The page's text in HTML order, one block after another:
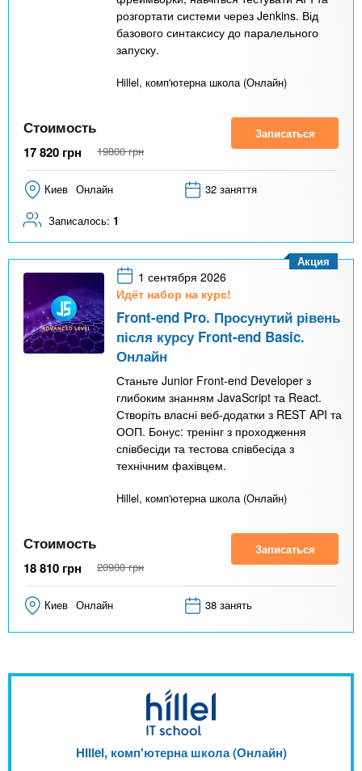
розгортати системи через Jenkins. Від
базового синтаксису до паралельного
запуску.
Hillel, комп'ютерна школа (Онлайн)
Стоимость
17 820 грн 19800 грн
Записаться
Киев Онлайн 32 заняття
Записалось: 1
1 сентября 2026
Идёт набор на курс!
Front-end Pro. Просунутий рівень
після курсу Front-end Basic.
Онлайн
Станьте Junior Front-end Developer з
глибоким знанням JavaScript та React.
Створіть власні веб-додатки з REST API та
ООП. Бонус: тренінг з проходження
співбесіди та тестова співбесіда з
технічним фахівцем.
Hillel, комп'ютерна школа (Онлайн)
Акция
Стоимость
18 810 грн 20900 грн
Записаться
Киев Онлайн 38 занять
Hillel, комп'ютерна школа (Онлайн)